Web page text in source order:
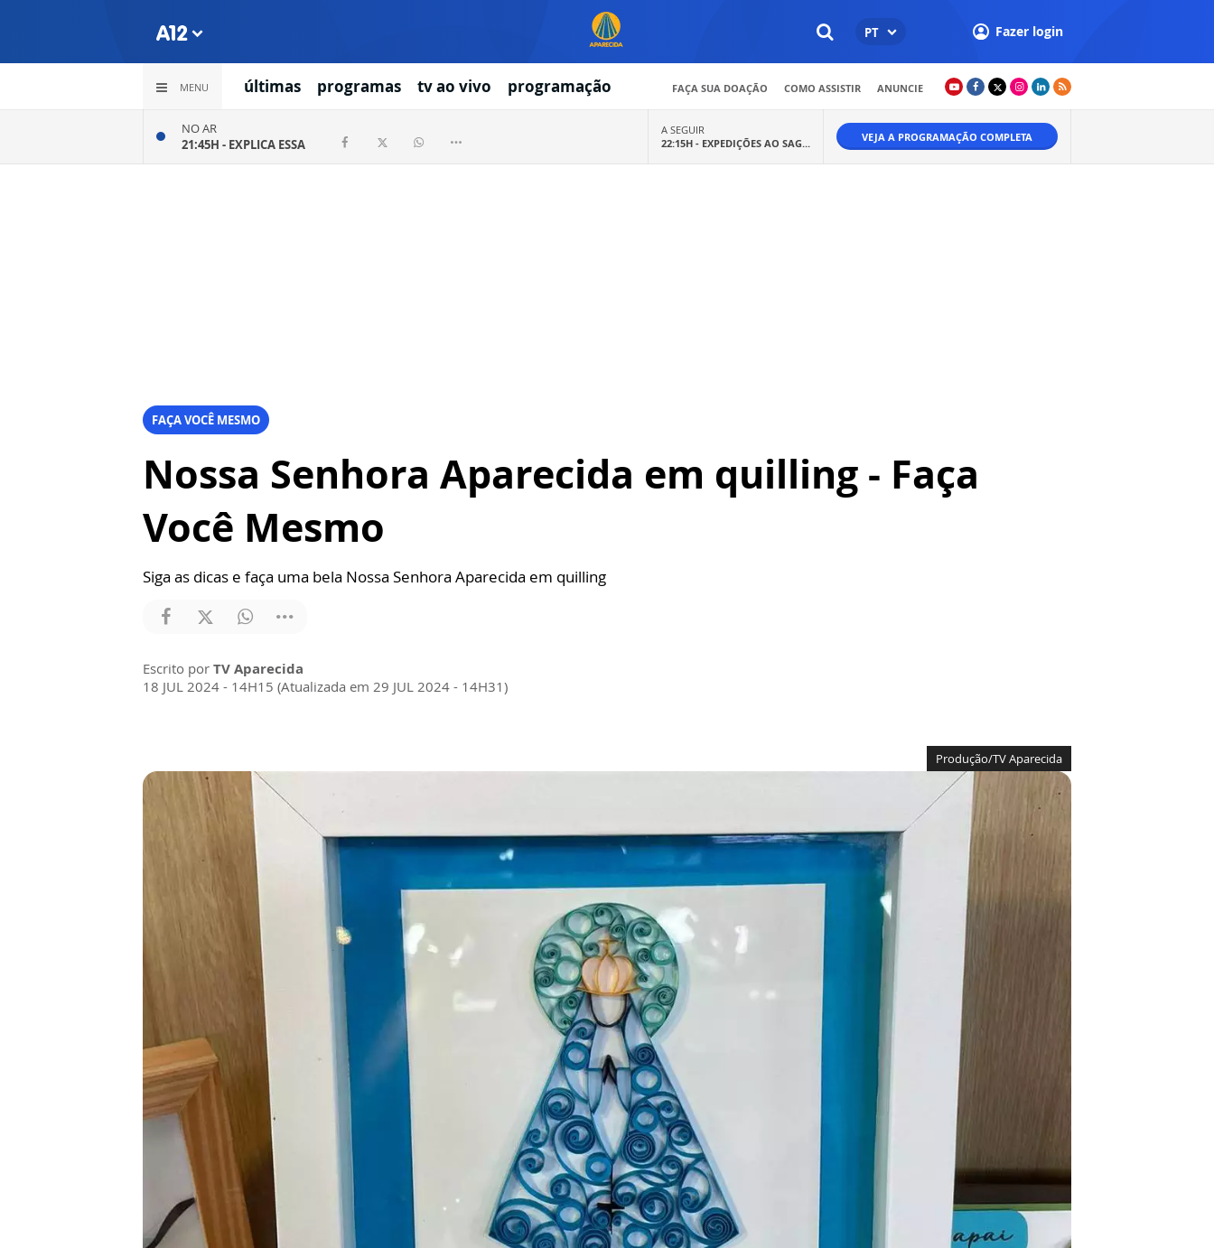
PT Fazer login
MENU últimas programas tv ao vivo programação FAÇA SUA DOAÇÃO COMO ASSISTIR ANUNCIE
NO AR
21:45H - EXPLICA ESSA
A SEGUIR
22:15H - EXPEDIÇÕES AO SAG... VEJA A PROGRAMAÇÃO COMPLETA
FAÇA VOCÊ MESMO
Nossa Senhora Aparecida em quilling - Faça
Você Mesmo
Siga as dicas e faça uma bela Nossa Senhora Aparecida em quilling
Escrito por TV Aparecida
18 JUL 2024 - 14H15 (Atualizada em 29 JUL 2024 - 14H31)
Produção/TV Aparecida